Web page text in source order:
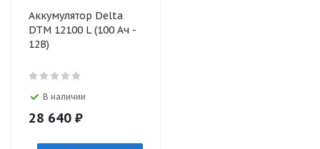
Аккумулятор Delta
DTM 12100 L (100 Ач -
12В)
В наличии
28 640 ₽